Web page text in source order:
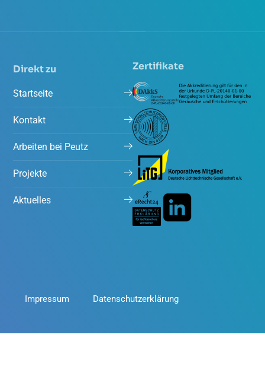
Direkt zu
Startseite
Kontakt
Arbeiten bei Peutz
Projekte
Aktuelles
Zertifikate
Impressum Datenschutzerklärung